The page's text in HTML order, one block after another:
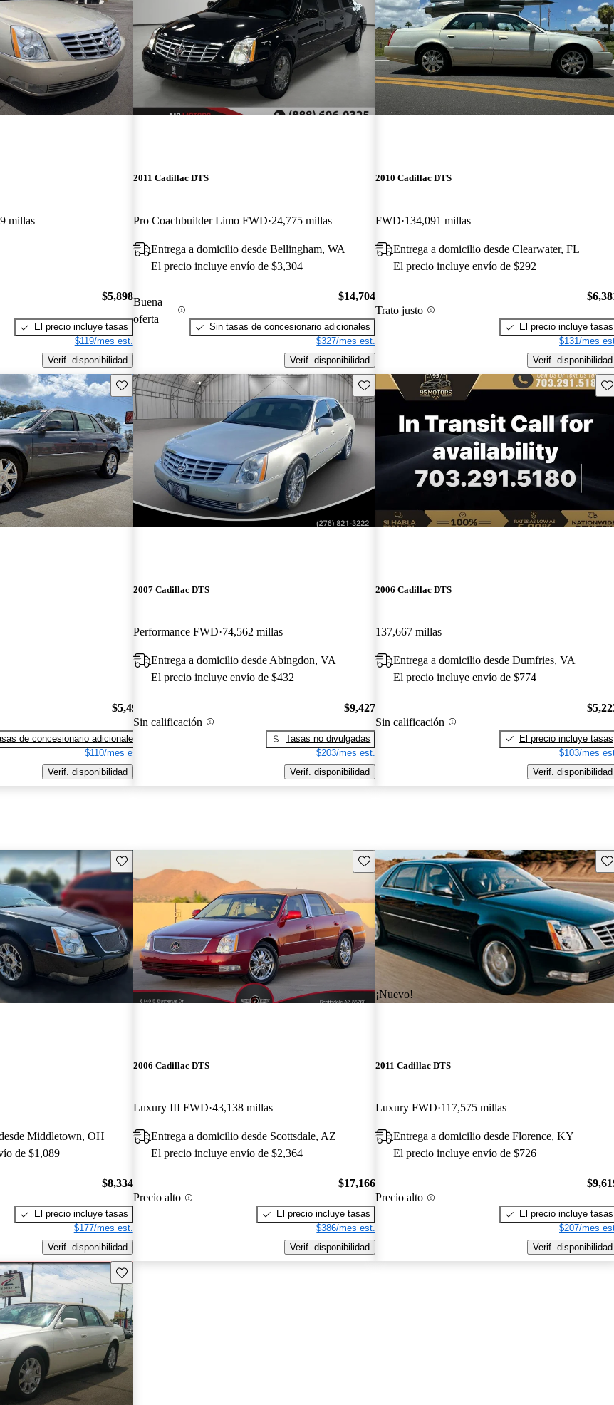
millas
$5,898
El precio incluye tasas
$119/mes est.
Verif. disponibilidad
2011 Cadillac DTS
Pro Coachbuilder Limo FWD 24,775 millas
Entrega a domicilio desde Bellingham, WA
El precio incluye envío de $3,304
Buena
oferta
$14,704
Sin tasas de concesionario adicionales
$327/mes est.
Verif. disponibilidad
2010 Cadillac DTS
FWD 134,091 millas
Entrega a domicilio desde Clearwater, FL
El precio incluye envío de $292
Trato justo
El precio incluye tasas
$131/mes
Verif. disponibilidad
Guarda este Aviso
$5,490
de concesionario adicionales
$110/mes est.
Verif. disponibilidad
Guarda este Aviso
2007 Cadillac DTS
Performance FWD 74,562 millas
Entrega a domicilio desde Abingdon, VA
El precio incluye envío de $432
Sin calificación
$9,427
Tasas no divulgadas
$203/mes est.
Verif. disponibilidad
2006 Cadillac DTS
137,667 millas
Entrega a domicilio desde Dumfries, VA
El precio incluye envío de $774
Sin calificación
El precio incluye tasas
$103/mes
Verif. disponibilidad
Guarda este Aviso
Middletown, OH
de $1,089
$8,334
El precio incluye tasas
$177/mes est.
Verif. disponibilidad
Guarda este Aviso
2006 Cadillac DTS
Luxury III FWD 43,138 millas
Entrega a domicilio desde Scottsdale, AZ
El precio incluye envío de $2,364
Precio alto
$17,166
El precio incluye tasas
$386/mes est.
Verif. disponibilidad
¡Nuevo!
2011 Cadillac DTS
Luxury FWD 117,575 millas
Entrega a domicilio desde Florence, KY
El precio incluye envío de $726
Precio alto
El precio incluye tasas
$207/mes
Verif. disponibilidad
Guarda este Aviso